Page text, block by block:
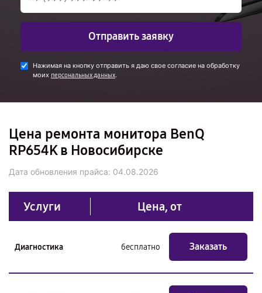
Отправить заявку
Нажимая на кнопку отправить я даю свое согласие на обработку
моих персональных данных.
Цена ремонта монитора BenQ
RP654K в Новосибирске
Дата обновления прайса: 04.08.2026
Услуги Цена, от
Диагностика бесплатно Заказать